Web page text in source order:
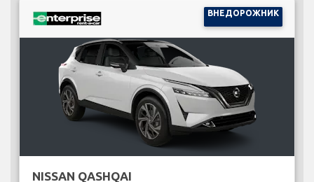
ВНЕДОРОЖНИК
NISSAN QASHQAI